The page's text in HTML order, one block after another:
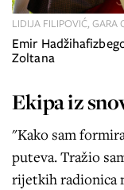
Emir
Zoltana
LIDIJA FILIPOVIĆ, GARA
Ekipa iz
"Kako sam
puteva. Tražio
rijetkih radionica